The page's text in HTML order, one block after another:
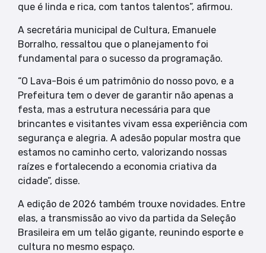
que é linda e rica, com tantos talentos”, afirmou.
A secretária municipal de Cultura, Emanuele
Borralho, ressaltou que o planejamento foi
fundamental para o sucesso da programação.
“O Lava-Bois é um patrimônio do nosso povo, e a
Prefeitura tem o dever de garantir não apenas a
festa, mas a estrutura necessária para que
brincantes e visitantes vivam essa experiência com
segurança e alegria. A adesão popular mostra que
estamos no caminho certo, valorizando nossas
raízes e fortalecendo a economia criativa da
cidade”, disse.
A edição de 2026 também trouxe novidades. Entre
elas, a transmissão ao vivo da partida da Seleção
Brasileira em um telão gigante, reunindo esporte e
cultura no mesmo espaço.